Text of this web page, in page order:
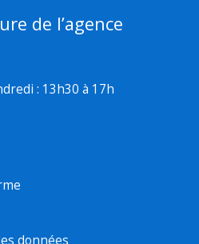
de l’agence
: 13h30 à 17h
données